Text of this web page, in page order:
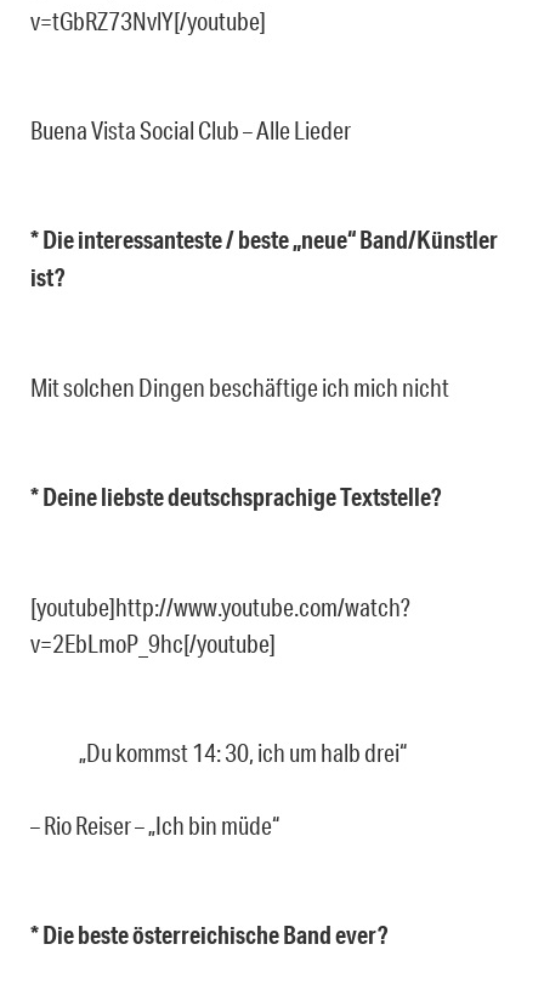
v=tGbRZ73NvlY[/youtube]
Buena Vista Social Club – Alle Lieder
* Die interessanteste / beste „neue“ Band/Künstler
ist?
Mit solchen Dingen beschäftige ich mich nicht
* Deine liebste deutschsprachige Textstelle?
[youtube]http://www.youtube.com/watch?
v=2EbLmoP_9hc[/youtube]
„Du kommst 14: 30, ich um halb drei“
– Rio Reiser – „Ich bin müde“
* Die beste österreichische Band ever?